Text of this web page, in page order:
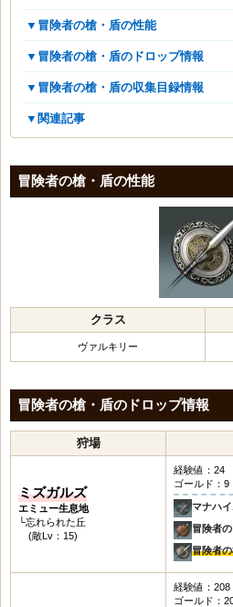
▼冒険者の槍・盾の性能
▼冒険者の槍・盾のドロップ情報
▼冒険者の槍・盾の収集目録情報
▼関連記事
冒険者の槍・盾の性能
クラス
ヴァルキリー
冒険者の槍・盾のドロップ情報
狩場
ミズガルズ
エミュー生息地
└忘れられた丘
(敵Lv：15)
経験値：24
ゴールド：9
マナハ
冒険者
冒険者
経験値：208
ゴールド：